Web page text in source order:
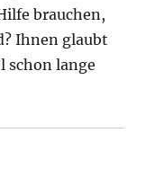
brauchen,
Ihnen glaubt
schon lange